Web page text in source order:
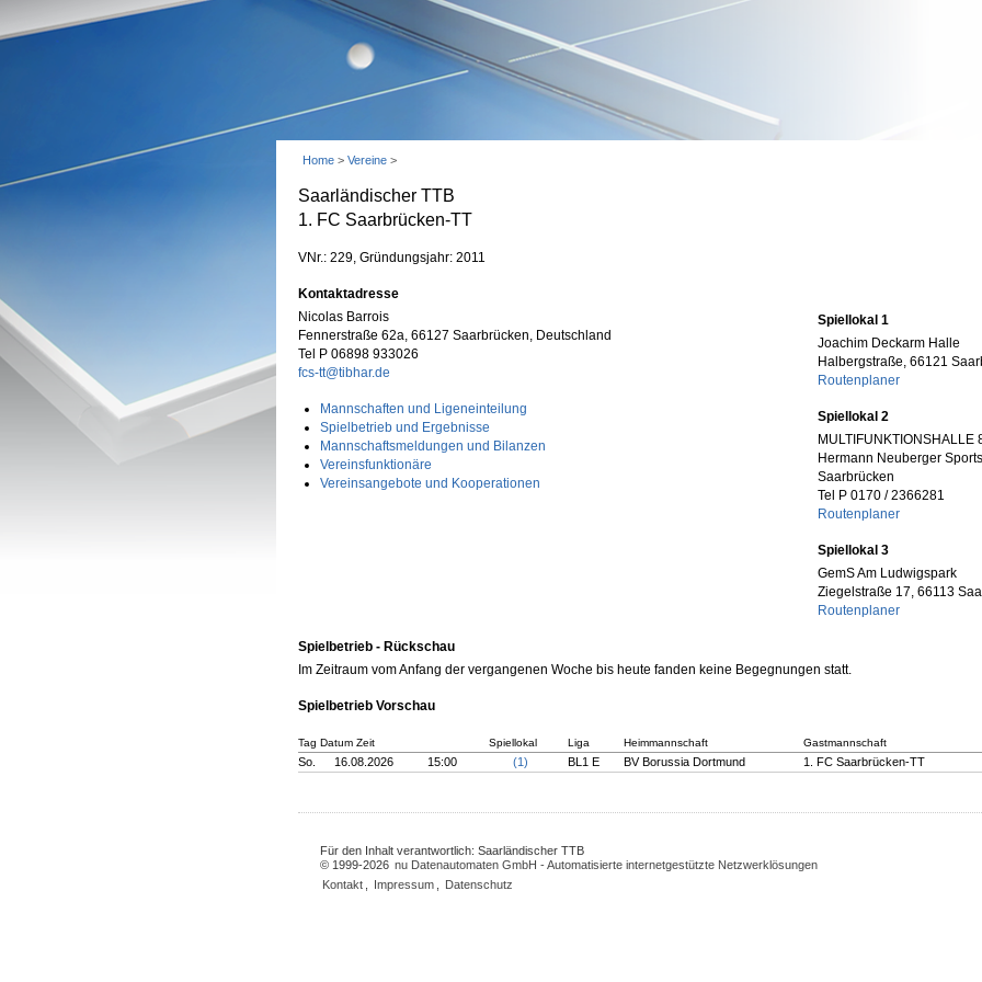
Home > Vereine >
Saarländischer TTB
1. FC Saarbrücken-TT
VNr.: 229, Gründungsjahr: 2011
Kontaktadresse
Nicolas Barrois
Fennerstraße 62a, 66127 Saarbrücken, Deutschland
Tel P 06898 933026
fcs-tt@tibhar.de
Mannschaften und Ligeneinteilung
Spielbetrieb und Ergebnisse
Mannschaftsmeldungen und Bilanzen
Vereinsfunktionäre
Vereinsangebote und Kooperationen
Spiellokal 1
Joachim Deckarm Halle
Halbergstraße, 66121
Routenplaner
Spiellokal 2
MULTIFUNKTIONSHALLE
Hermann Neuberger
Saarbrücken
Tel P 0170 / 2366281
Routenplaner
Spiellokal 3
GemS Am Ludwigspark
Ziegelstraße 17, 66113
Routenplaner
Spielbetrieb - Rückschau
Im Zeitraum vom Anfang der vergangenen Woche bis heute fanden keine Begegnungen statt.
Spielbetrieb Vorschau
Tag Datum Zeit Spiellokal Liga Heimmannschaft Gastmannschaft
So. 16.08.2026 15:00 (1) BL1 E BV Borussia Dortmund 1. FC Saarbrücken-TT
Für den Inhalt verantwortlich: Saarländischer TTB
© 1999-2026 nu Datenautomaten GmbH - Automatisierte internetgestützte Netzwerklösungen
Kontakt
Impressum Datenschutz